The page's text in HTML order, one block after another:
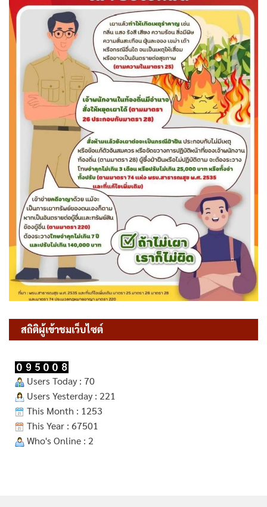
สถิติผู้เข้าชมเว็บไซต์
Users Today : 70
Users Yesterday : 221
This Month : 1253
This Year : 67501
Who's Online : 2